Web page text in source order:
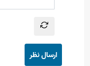
ارسال نظر